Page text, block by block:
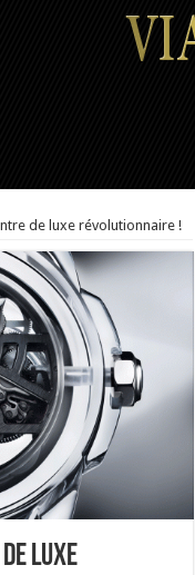
de luxe révolutionnaire !
de luxe